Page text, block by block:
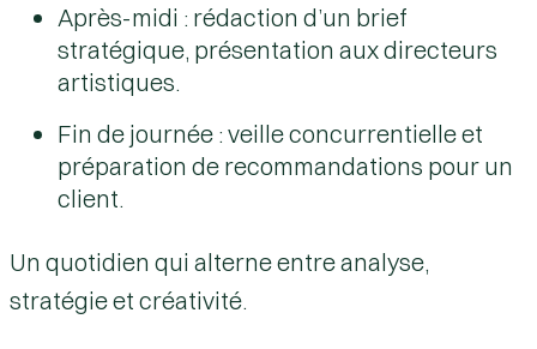
Après-midi : rédaction d’un brief
stratégique, présentation aux directeurs
artistiques.
Fin de journée : veille concurrentielle et
préparation de recommandations pour un
client.
Un quotidien qui alterne entreanalyse,
stratégie et créativité.